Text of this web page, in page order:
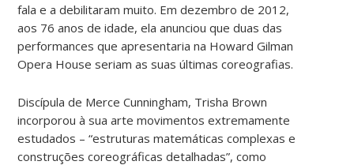
fala e a debilitaram muito. Em dezembro de 2012,
aos 76 anos de idade, ela anunciou que duas das
performances que apresentaria na Howard Gilman
Opera House seriam as suas últimas coreografias.
Discípula de Merce Cunningham, Trisha Brown
incorporou à sua arte movimentos extremamente
estudados – “estruturas matemáticas complexas e
construções coreográficas detalhadas”, como